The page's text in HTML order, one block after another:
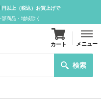
円以上（税込）お買上げで
商品・地域除く
検索
カート メニュー